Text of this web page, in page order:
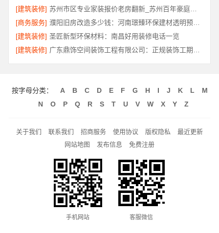
[建筑装修]
苏州市区专业家装报价老房翻新_苏州百年豪庭新材料有限公司
[商务服务]
濮阳旧房改造多少钱：河南璟臻环保建材透明预算方案
[建筑装修] 圣匠新型环保材料：南昌好用装修电话一览
[建筑装修]
按字母分类： A B C D E F G H I J K L
M
N
O P Q R S T U V W X Y Z
关于我们 联系我们 招商服务 使用协议 版权隐私
最近更新
网站地图
发布信息 免费注册
手机网站 客服微信